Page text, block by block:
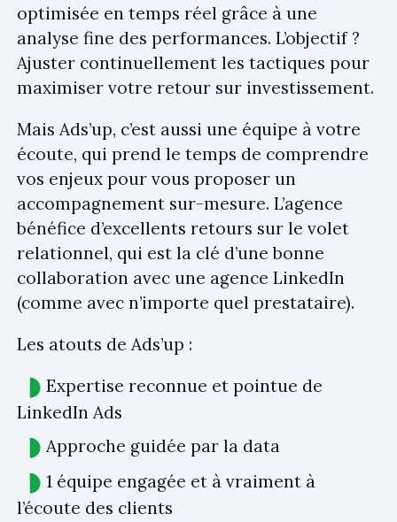
optimisée en temps réel grâce à une
analyse fine des performances. L’objectif ?
Ajuster continuellement les tactiques pour
maximiser votre retour sur investissement.
Mais Ads’up, c’est aussi une équipe à votre
écoute, qui prend le temps de comprendre
vos enjeux pour vous proposer un
accompagnement sur-mesure. L’agence
bénéfice d’excellents retours sur le volet
relationnel, qui est la clé d’une bonne
collaboration avec une agence LinkedIn
(comme avec n’importe quel prestataire).
Les atouts de Ads’up :
Expertise reconnue et pointue de
LinkedIn Ads
Approche guidée par la data
1 équipe engagée et à vraiment à
l’écoute des clients